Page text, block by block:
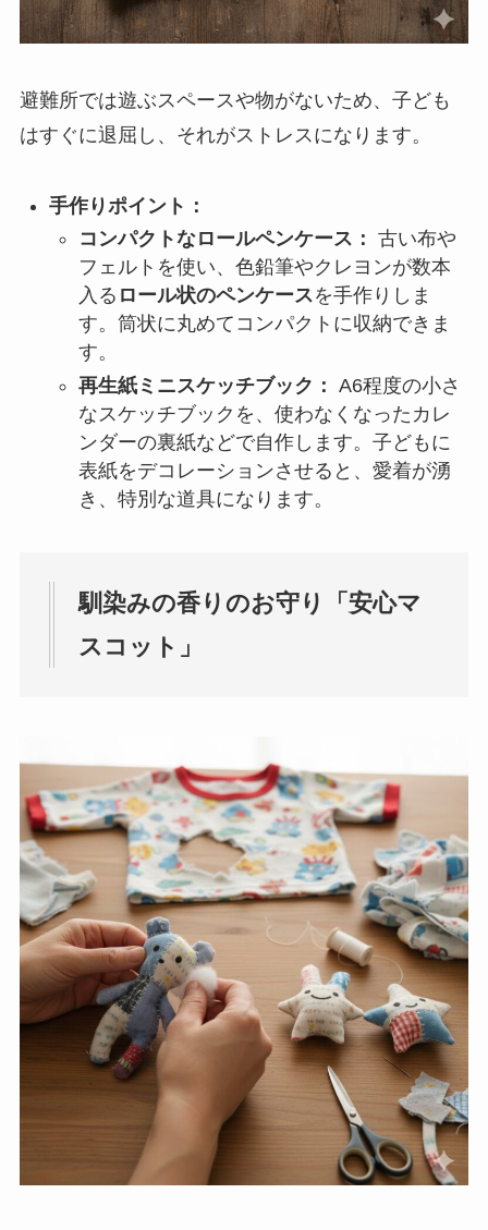
避難所では遊ぶスペースや物がないため、子ども
はすぐに退屈し、それがストレスになります。
手作りポイント：
コンパクトなロールペンケース： 古い布や
フェルトを使い、色鉛筆やクレヨンが数本
入る ロール状のペンケースを手作りしま
す。筒状に丸めてコンパクトに収納できま
す。
再生紙ミニスケッチブック： A6程度の小さ
なスケッチブックを、使わなくなったカレ
ンダーの裏紙などで自作します。子どもに
表紙をデコレーションさせると、愛着が湧
き、特別な道具になります。
馴染みの香りのお守り「安心マ
スコット」